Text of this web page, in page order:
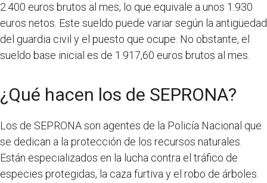
2.400 euros brutos al mes, lo que equivale a unos 1.930
euros netos. Este sueldo puede variar según la antigüedad
del guardia civil y el puesto que ocupe. No obstante, el
sueldo base inicial es de 1.917,60 euros brutos al mes.
¿Qué hacen los de SEPRONA?
Los de SEPRONA son agentes de la Policía Nacional que
se dedican a la protección de los recursos naturales.
Están especializados en la lucha contra el tráfico de
especies protegidas, la caza furtiva y el robo de árboles.